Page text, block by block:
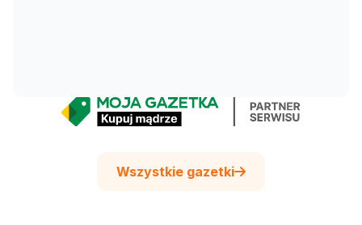
Wszystkie gazetki